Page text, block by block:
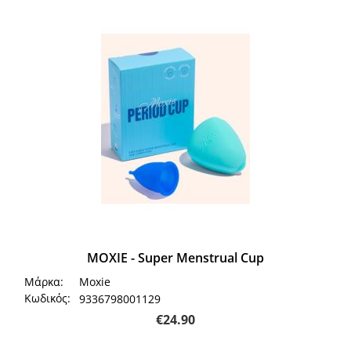
ΜΟΧΙΕ - Super Menstrual Cup
Μάρκα:
Moxie
Κωδικός:
9336798001129
€24.90